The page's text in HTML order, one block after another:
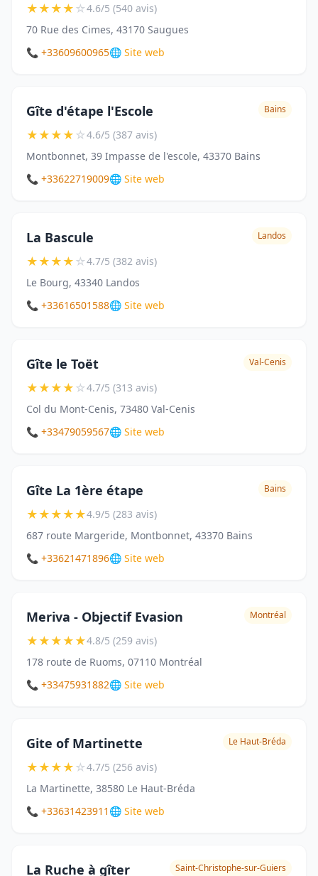
★★★★☆4.6/5 (540 avis)
70 Rue des Cimes, 43170 Saugues
📞 +33609600965🌐 Site web
Gîte d'étape l'Escole Bains
★★★★☆4.6/5 (387 avis)
Montbonnet, 39 Impasse de l'escole, 43370 Bains
📞 +33622719009🌐 Site web
La Bascule Landos
★★★★☆4.7/5 (382 avis)
Le Bourg, 43340 Landos
📞 +33616501588🌐 Site web
Gîte le Toët Val-Cenis
★★★★☆4.7/5 (313 avis)
Col du Mont-Cenis, 73480 Val-Cenis
📞 +33479059567🌐 Site web
Gîte La 1ère étape Bains
★★★★★4.9/5 (283 avis)
687 route Margeride, Montbonnet, 43370 Bains
📞 +33621471896🌐 Site web
Meriva - Objectif Evasion Montréal
★★★★★4.8/5 (259 avis)
178 route de Ruoms, 07110 Montréal
📞 +33475931882🌐 Site web
Gite of Martinette Le Haut-Bréda
★★★★☆4.7/5 (256 avis)
La Martinette, 38580 Le Haut-Bréda
📞 +33631423911 🌐 Site web
La Ruche à gîter Saint-Christophe-sur-Guiers